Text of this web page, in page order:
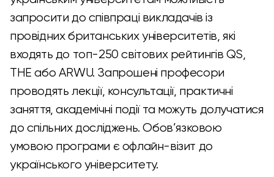
запросити до співпраці викладачів із
провідних британських університетів, які
входять до топ-250 світових рейтингів QS,
THE або ARWU. Запрошені професори
проводять лекції, консультації, практичні
заняття, академічні події та можуть долучатися
до спільних досліджень. Обов’язковою
умовою програми є офлайн-візит до
українського університету.